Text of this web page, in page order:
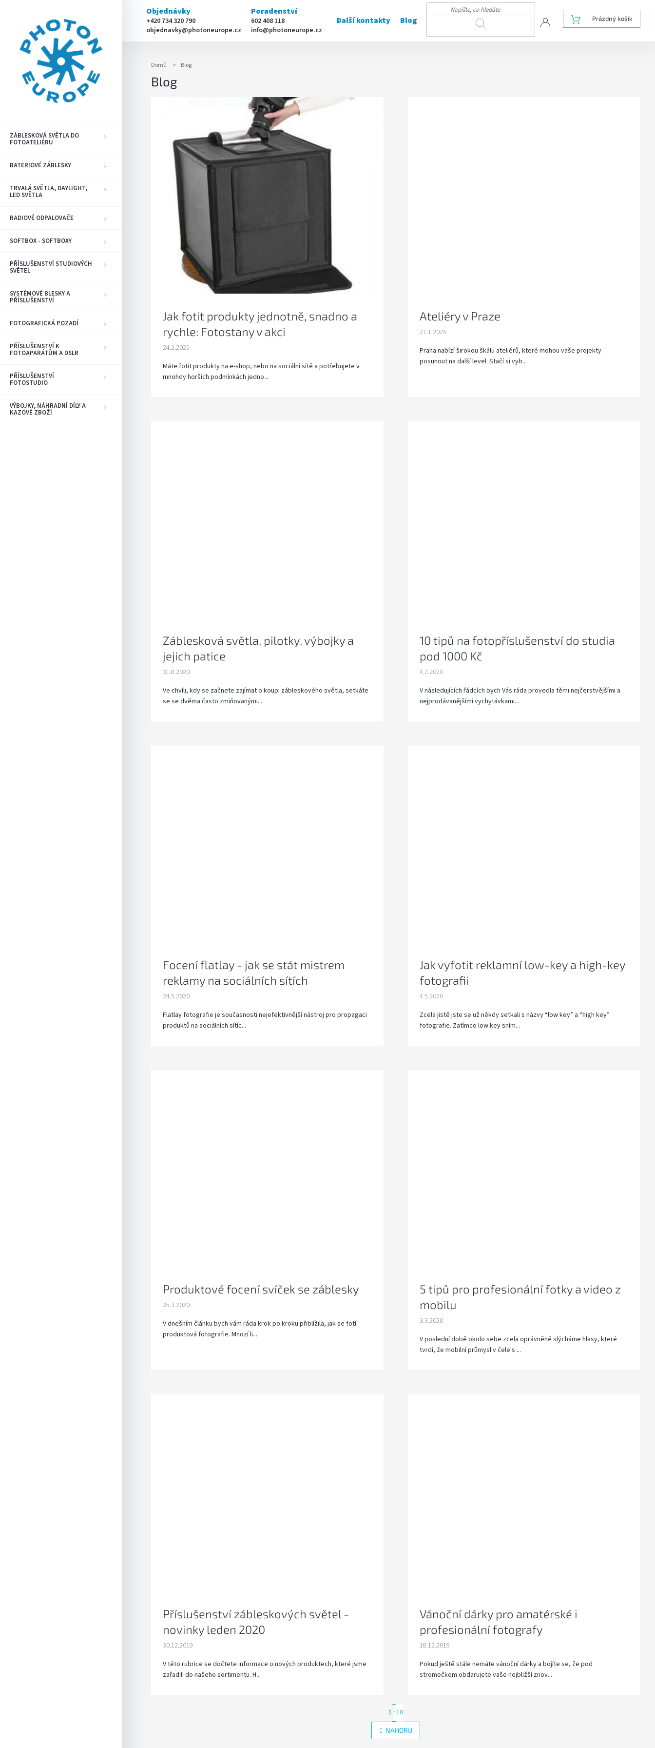
Objednávky
+420 734 320 790
objednavky@photoneurope.cz
Poradenství
602 408 118
info@photoneurope.cz
Další kontakty Blog HLEDAT
NÁKUPNÍ
KOŠÍK
Prázdný košík
ZÁBLESKOVÁ SVĚTLA DO
FOTOATELIÉRU
BATERIOVÉ ZÁBLESKY
TRVALÁ SVĚTLA, DAYLIGHT,
LED SVĚTLA
RADIOVÉ ODPALOVAČE
SOFTBOX - SOFTBOXY
PŘÍSLUŠENSTVÍ STUDIOVÝCH
SVĚTEL
SYSTÉMOVÉ BLESKY A
PŘÍSLUŠENSTVÍ
FOTOGRAFICKÁ POZADÍ
PŘÍSLUŠENSTVÍ K
FOTOAPARÁTŮM A DSLR
PŘÍSLUŠENSTVÍ
FOTOSTUDIO
VÝBOJKY, NÁHRADNÍ DÍLY A
KAZOVÉ ZBOŽÍ
Domů Blog
Blog
Jak fotit produkty jednotně, snadno a
rychle: Fotostany v akci
24.2.2025
Máte fotit produkty na e-shop, nebo na sociální sítě a potřebujete v
mnohdy horších podmínkách jedno...
Ateliéry v Praze
27.1.2025
Praha nabízí širokou škálu ateliérů, které mohou vaše projekty
posunout na další level. Stačí si vyb...
Záblesková světla, pilotky, výbojky a
jejich patice
31.8.2020
Ve chvíli, kdy se začnete zajímat o koupi zábleskového světla, setkáte
se se dvěma často zmiňovanými...
10 tipů na fotopříslušenství do studia
pod 1000 Kč
4.7.2020
V následujících řádcích bych Vás ráda provedla těmi nejčerstvějšími a
nejprodávanějšími vychytávkami...
Focení flatlay - jak se stát mistrem
reklamy na sociálních sítích
24.5.2020
Flatlay fotografie je současnosti nejefektivnější nástroj pro propagaci
produktů na sociálních sítíc...
Jak vyfotit reklamní low-key a high-key
fotografii
4.5.2020
Zcela jistě jste se už někdy setkali s názvy “low key” a “high key”
fotografie. Zatímco low key sním...
Produktové focení svíček se záblesky
25.3.2020
V dnešním článku bych vám ráda krok po kroku přiblížila, jak se fotí
produktová fotografie. Mnozí li...
5 tipů pro profesionální fotky a video z
mobilu
3.3.2020
V poslední době okolo sebe zcela oprávněně slýcháme hlasy, které
tvrdí, že mobilní průmysl v čele s ...
Příslušenství zábleskových světel -
novinky leden 2020
30.12.2019
V této rubrice se dočtete informace o nových produktech, které jsme
zařadili do našeho sortimentu. H...
Vánoční dárky pro amatérské i
profesionální fotografy
18.12.2019
Pokud ještě stále nemáte vánoční dárky a bojíte se, že pod
stromečkem obdarujete vaše nejbližší znov...
O
v
S
t
r
á
n
1 10
NAHORU